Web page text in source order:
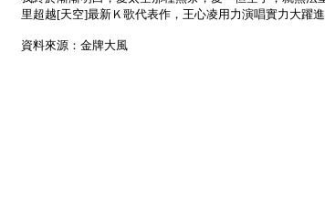
里超越[天空]最新Ｋ歌代表作，王心凌用力演唱實力大躍進
資料來源：金牌大風